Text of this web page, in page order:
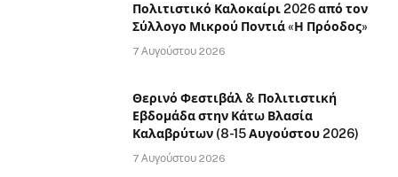
Πολιτιστικό Καλοκαίρι 2026 από τον
Σύλλογο Μικρού Ποντιά «Η Πρόοδος»
7 Αυγούστου 2026
Θερινό Φεστιβάλ & Πολιτιστική
Εβδομάδα στην Κάτω Βλασία
Καλαβρύτων (8-15 Αυγούστου 2026)
7 Αυγούστου 2026